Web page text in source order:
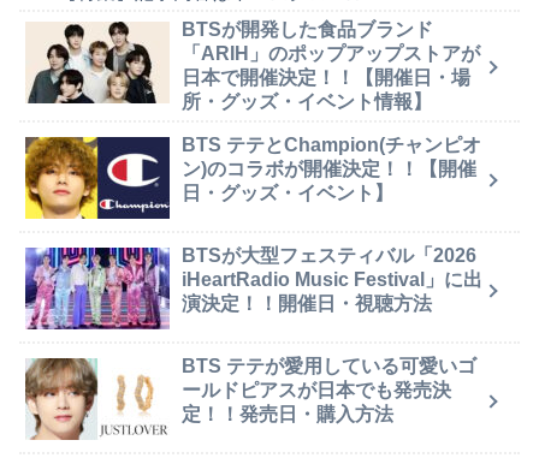
BTSが開発した食品ブランド
「ARIH」のポップアップストアが
日本で開催決定！！【開催日・場
所・グッズ・イベント情報】
BTS テテとChampion(チャンピオ
ン)のコラボが開催決定！！【開催
日・グッズ・イベント】
BTSが大型フェスティバル「2026
iHeartRadio Music Festival」に出
演決定！！開催日・視聴方法
BTS テテが愛用している可愛いゴ
ールドピアスが日本でも発売決
定！！発売日・購入方法